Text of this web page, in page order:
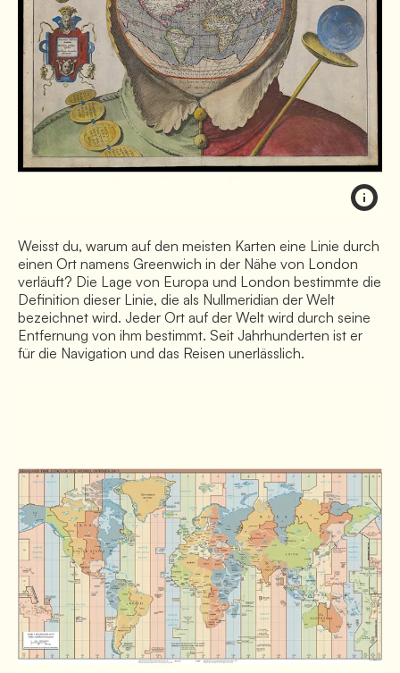
Weisst du, warum auf den meisten Karten eine Linie durch
einen Ort namens Greenwich in der Nähe von London
verläuft? Die Lage von Europa und London bestimmte die
Definition dieser Linie, die als Nullmeridian der Welt
bezeichnet wird. Jeder Ort auf der Welt wird durch seine
Entfernung von ihm bestimmt. Seit Jahrhunderten ist er
für die Navigation und das Reisen unerlässlich.